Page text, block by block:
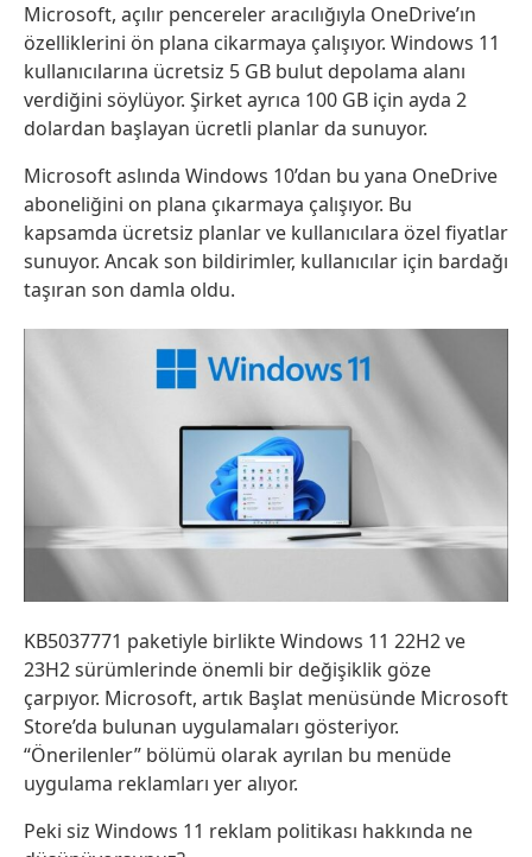
Microsoft, açılır pencereler aracılığıyla OneDrive’ın
özelliklerini ön plana cikarmaya çalışıyor. Windows 11
kullanıcılarına ücretsiz 5 GB bulut depolama alanı
verdiğini söylüyor. Şirket ayrıca 100 GB için ayda 2
dolardan başlayan ücretli planlar da sunuyor.
Microsoft aslında Windows 10’dan bu yana OneDrive
aboneliğini on plana çıkarmaya çalışıyor. Bu
kapsamda ücretsiz planlar ve kullanıcılara özel fiyatlar
sunuyor. Ancak son bildirimler, kullanıcılar için bardağı
taşıran son damla oldu.
KB5037771 paketiyle birlikte Windows 11 22H2 ve
23H2 sürümlerinde önemli bir değişiklik göze
çarpıyor. Microsoft, artık Başlat menüsünde Microsoft
Store’da bulunan uygulamaları gösteriyor.
“Önerilenler” bölümü olarak ayrılan bu menüde
uygulama reklamları yer alıyor.
Peki siz Windows 11 reklam politikası hakkında ne